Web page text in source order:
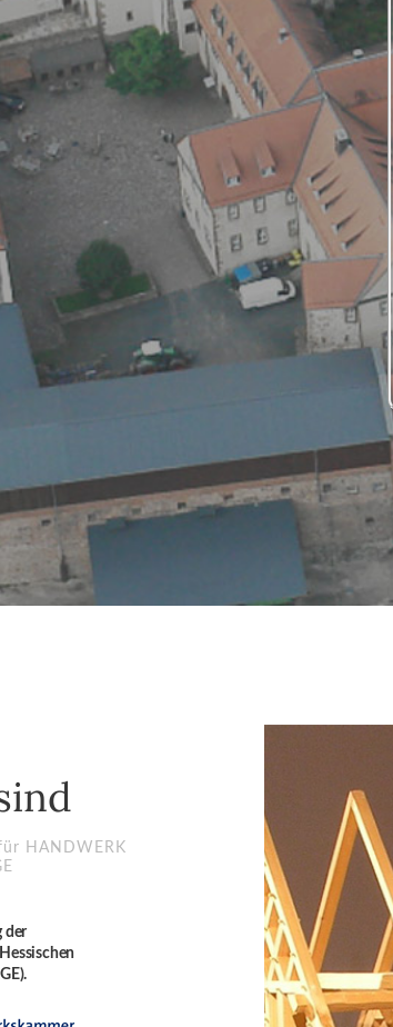
HANDWERK
der